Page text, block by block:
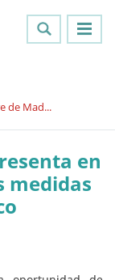
de Mad...
en
medidas